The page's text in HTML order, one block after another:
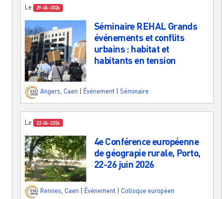
Le 29-06-2026
Séminaire REHAL Grands
événements et conflits
urbains : habitat et
habitants en tension
Angers Caen Événement Séminaire
Le 22-06-2026
4e Conférence européenne
de géograpie rurale, Porto,
22-26 juin 2026
Rennes, Caen Événement Colloque européen